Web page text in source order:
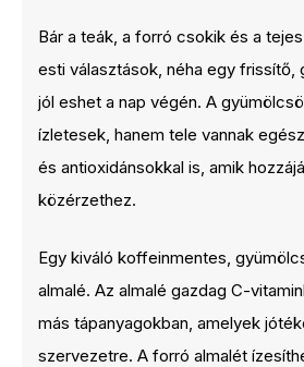
Bár a teák, a forró csokik és a
esti választások, néha egy frissítő,
jól eshet a nap végén. A
ízletesek, hanem tele vannak
és antioxidánsokkal is, amik
közérzethez.
Egy kiváló koffeinmentes,
almalé. Az almalé gazdag C-
más tápanyagokban, amelyek
szervezetre. A forró almalét